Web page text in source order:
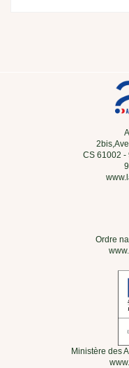
CS 61002 -
Ordre
Ministère des